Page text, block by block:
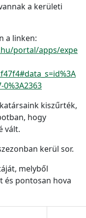
a kerületi
a linken:
portal/apps/expe
kiszűrték,
hogy
vált.
kerül sor.
melyből
és pontosan hova